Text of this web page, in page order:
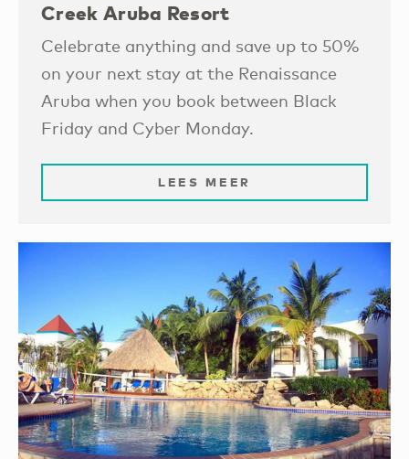
Creek Aruba Resort
Celebrate anything and save up to 50%
on your next stay at the Renaissance
Aruba when you book between Black
Friday and Cyber Monday.
LEES MEER